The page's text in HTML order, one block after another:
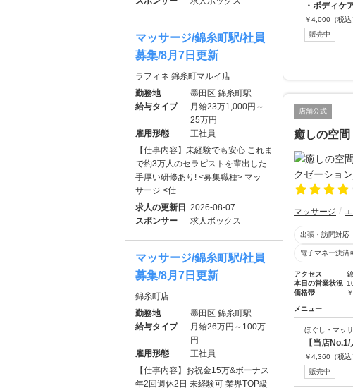
・ボディケ
￥4,000 （税込
販売中
店舗公式
癒しの空
マッサージ
出張・訪問対応
電子マネー決済
アクセス
本日の営業状況
価格帯
メニュー
ほぐし・マッ
【当店
￥4,360 （税込
販売中
マッサージ/錦糸町駅/社員
募集/8月7日更新
ラフィネ 錦糸町マルイ店
勤務地
墨田区 錦糸町駅
給与タイプ
月給23万1,000円～
25万円
雇用形態
正社員
【仕事内容】未経験でも安心 これま
で約3万人のセラピストを輩出した
手厚い研修あり! <募集職種> マッ
サージ <仕…
求人の更新日 2026-08-07
スポンサー
求人ボックス
マッサージ/錦糸町駅/社員
募集/8月7日更新
錦糸町店
勤務地
墨田区 錦糸町駅
給与タイプ
月給26万円～100万
円
雇用形態
正社員
【仕事内容】お祝金15万&ボーナス
年2回週休2日 未経験可 業界TOP級